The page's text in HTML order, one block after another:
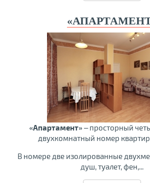
«Апартамент» – просторный
двухкомнатный номер
В номере две изолированные
душ, туалет, фен,...